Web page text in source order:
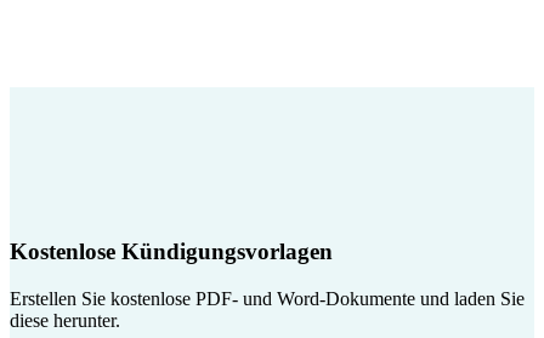
Kostenlose Kündigungsvorlagen
Erstellen Sie kostenlose PDF- und Word-Dokumente und laden Sie
diese herunter.